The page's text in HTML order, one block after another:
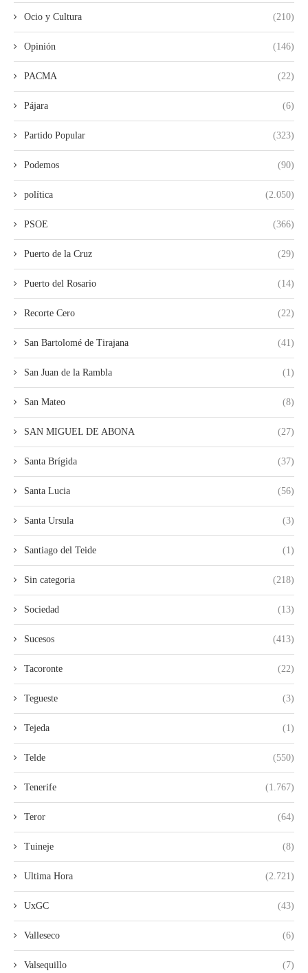
Ocio y Cultura (210)
Opinión (146)
PACMA (22)
Pájara (6)
Partido Popular (323)
Podemos (90)
política (2.050)
PSOE (366)
Puerto de la Cruz (29)
Puerto del Rosario (14)
Recorte Cero (22)
San Bartolomé de Tirajana (41)
San Juan de la Rambla (1)
San Mateo (8)
SAN MIGUEL DE ABONA (27)
Santa Brígida (37)
Santa Lucia (56)
Santa Ursula (3)
Santiago del Teide (1)
Sin categoria (218)
Sociedad (13)
Sucesos (413)
Tacoronte (22)
Tegueste (3)
Tejeda (1)
Telde (550)
Tenerife (1.767)
Teror (64)
Tuineje (8)
Ultima Hora (2.721)
UxGC (43)
Valleseco (6)
Valsequillo (7)